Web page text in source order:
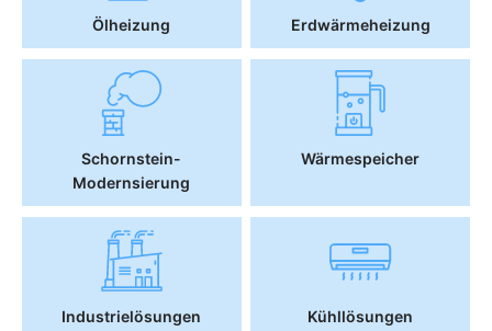
Ölheizung Erdwärmeheizung
Schornstein-
Modernsierung
Wärmespeicher
Industrielösungen Kühllösungen